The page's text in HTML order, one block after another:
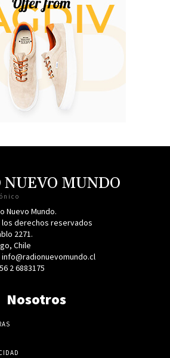
NUEVO MUNDO
Nuevo Mundo.
los derechos reservados
2271.
Chile
info@radionuevomundo.cl
2 6883175
Nosotros